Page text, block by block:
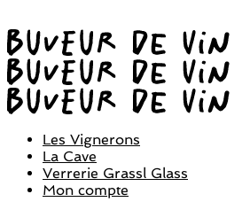
Les Vignerons
La Cave
Verrerie Grassl Glass
Mon compte